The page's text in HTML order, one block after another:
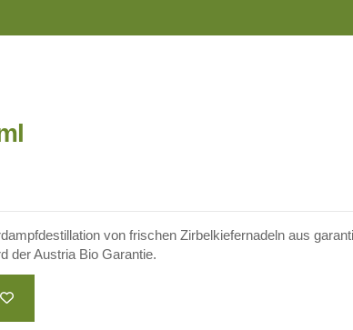
von frischen Zirbelkiefernadeln aus
der Austria Bio Garantie.